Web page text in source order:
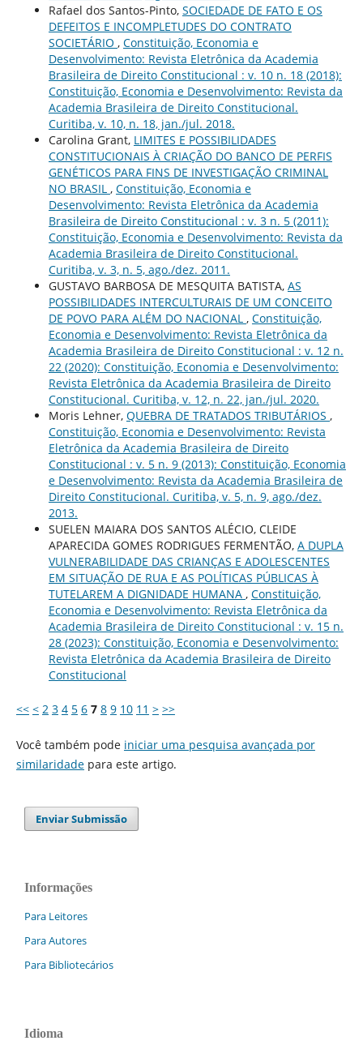
Rafael dos Santos-Pinto, SOCIEDADE DE FATO E OS
DEFEITOS E INCOMPLETUDES DO CONTRATO
SOCIETÁRIO , Constituição, Economia e
Desenvolvimento: Revista Eletrônica da Academia
Brasileira de Direito Constitucional : v. 10 n. 18 (2018):
Constituição, Economia e Desenvolvimento: Revista da
Academia Brasileira de Direito Constitucional.
Curitiba, v. 10, n. 18, jan./jul. 2018.
Carolina Grant, LIMITES E POSSIBILIDADES
CONSTITUCIONAIS À CRIAÇÃO DO BANCO DE PERFIS
GENÉTICOS PARA FINS DE INVESTIGAÇÃO CRIMINAL
NO BRASIL , Constituição, Economia e
Desenvolvimento: Revista Eletrônica da Academia
Brasileira de Direito Constitucional : v. 3 n. 5 (2011):
Constituição, Economia e Desenvolvimento: Revista da
Academia Brasileira de Direito Constitucional.
Curitiba, v. 3, n. 5, ago./dez. 2011.
GUSTAVO BARBOSA DE MESQUITA BATISTA, AS
POSSIBILIDADES INTERCULTURAIS DE UM CONCEITO
DE POVO PARA ALÉM DO NACIONAL , Constituição,
Economia e Desenvolvimento: Revista Eletrônica da
Academia Brasileira de Direito Constitucional : v. 12 n.
22 (2020): Constituição, Economia e Desenvolvimento:
Revista Eletrônica da Academia Brasileira de Direito
Constitucional. Curitiba, v. 12, n. 22, jan./jul. 2020.
Moris Lehner, QUEBRA DE TRATADOS TRIBUTÁRIOS ,
Constituição, Economia e Desenvolvimento: Revista
Eletrônica da Academia Brasileira de Direito
Constitucional : v. 5 n. 9 (2013): Constituição, Economia
e Desenvolvimento: Revista da Academia Brasileira de
Direito Constitucional. Curitiba, v. 5, n. 9, ago./dez.
2013.
SUELEN MAIARA DOS SANTOS ALÉCIO, CLEIDE
APARECIDA GOMES RODRIGUES FERMENTÃO, A DUPLA
VULNERABILIDADE DAS CRIANÇAS E ADOLESCENTES
EM SITUAÇÃO DE RUA E AS POLÍTICAS PÚBLICAS À
TUTELAREM A DIGNIDADE HUMANA , Constituição,
Economia e Desenvolvimento: Revista Eletrônica da
Academia Brasileira de Direito Constitucional : v. 15 n.
28 (2023): Constituição, Economia e Desenvolvimento:
Revista Eletrônica da Academia Brasileira de Direito
Constitucional
<< < 2 3 4 5 6 7 8 9 10 11 > >>
Você também pode iniciar uma pesquisa avançada por
similaridadepara este artigo.
Enviar Submissão
Informações
Para Leitores
Para Autores
Para Bibliotecários
Idioma